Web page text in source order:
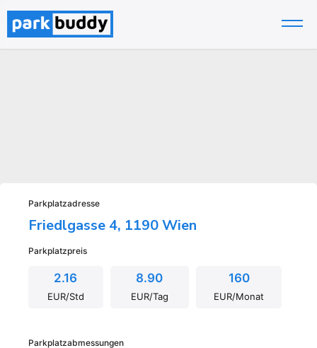
Zum
Inhalt
Parkplatzadresse
Friedlgasse 4, 1190 Wien
Parkplatzpreis
2.16
EUR/Std
8.90
EUR/Tag
160
EUR/Monat
Parkplatzabmessungen